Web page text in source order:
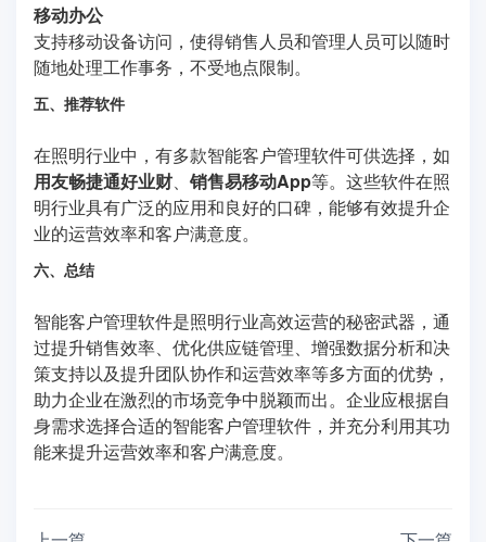
移动办公
支持移动设备访问，使得销售人员和管理人员可以随时
随地处理工作事务，不受地点限制。
五、推荐软件
在照明行业中，有多款智能客户管理软件可供选择，如
用友畅捷通好业财、 销售易移动App等。这些软件在照
明行业具有广泛的应用和良好的口碑，能够有效提升企
业的运营效率和客户满意度。
六、总结
智能客户管理软件是照明行业高效运营的秘密武器，通
过提升销售效率、优化供应链管理、增强数据分析和决
策支持以及提升团队协作和运营效率等多方面的优势，
助力企业在激烈的市场竞争中脱颖而出。企业应根据自
身需求选择合适的智能客户管理软件，并充分利用其功
能来提升运营效率和客户满意度。